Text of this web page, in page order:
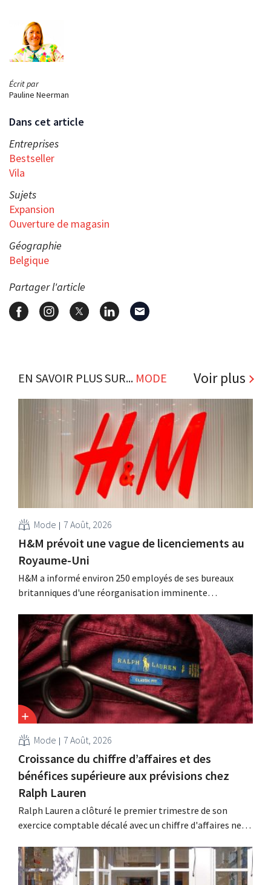
Écrit par
Pauline Neerman
Dans cet article
Entreprises
Bestseller
Vila
Sujets
Expansion
Ouverture de magasin
Géographie
Belgique
Partager l'article
EN SAVOIR PLUS SUR... MODE Voir plus
Mode 7 Août, 2026
H&M prévoit une vague de licenciements au
Royaume-Uni
H&M a informé environ 250 employés de ses bureaux
britanniques d'une réorganisation imminente
Cette restructuration fait suite à des mesures prises
précédemment aux Pays-Bas, en Belgique et en Espagne,
qui avaient déjà entraîné la suppression de centaines
d'emplois.
Mode 7 Août, 2026
Croissance du chiffre d’affaires et des
bénéfices supérieure aux prévisions chez
Ralph Lauren
Ralph Lauren a clôturé le premier trimestre de son
exercice comptable décalé avec un chiffre d'affaires net
soit une hausse de 14 % par rapport à l'année
précédente. Fort de ce démarrage supérieur aux